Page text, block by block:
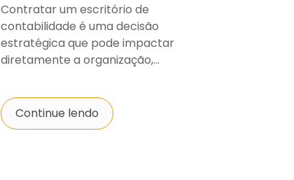
Contratar um escritório de
contabilidade é uma decisão
estratégica que pode impactar
diretamente a organização,...
Continue lendo